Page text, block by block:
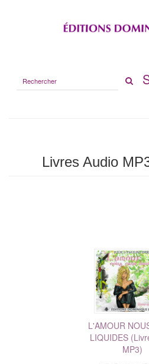
le
Livres Audio
L'AMOUR
LIQUIDES
MP3)